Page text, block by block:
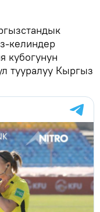
келиндер
кубогунун
тууралуу Кыргыз